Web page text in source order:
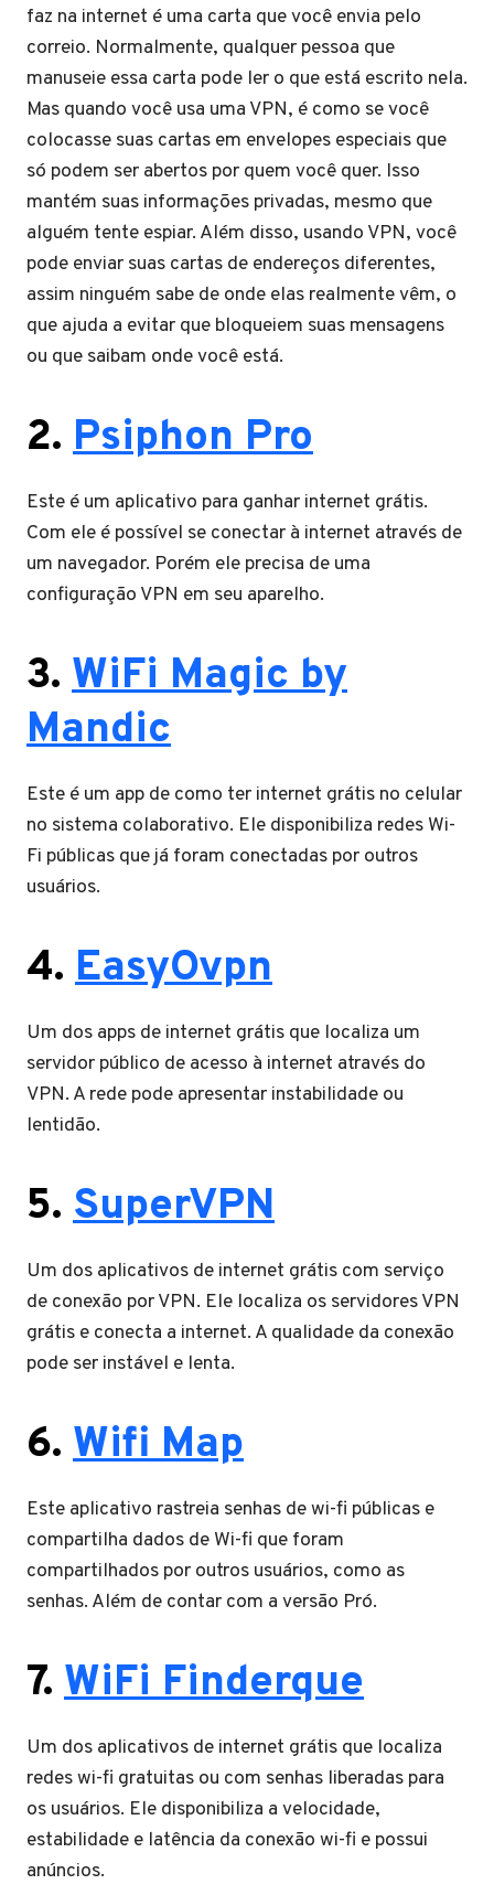
faz na internet é uma carta que você envia pelo
correio. Normalmente, qualquer pessoa que
manuseie essa carta pode ler o que está escrito nela.
Mas quando você usa uma VPN, é como se você
colocasse suas cartas em envelopes especiais que
só podem ser abertos por quem você quer. Isso
mantém suas informações privadas, mesmo que
alguém tente espiar. Além disso, usando VPN, você
pode enviar suas cartas de endereços diferentes,
assim ninguém sabe de onde elas realmente vêm, o
que ajuda a evitar que bloqueiem suas mensagens
ou que saibam onde você está.
2. Psiphon Pro
Este é um aplicativo para ganhar internet grátis.
Com ele é possível se conectar à internet através de
um navegador. Porém ele precisa de uma
configuração VPN em seu aparelho.
3. WiFi Magic by
Mandic
Este é um app de como ter internet grátis no celular
no sistema colaborativo. Ele disponibiliza redes Wi-
Fi públicas que já foram conectadas por outros
usuários.
4. EasyOvpn
Um dos apps de internet grátis que localiza um
servidor público de acesso à internet através do
VPN. A rede pode apresentar instabilidade ou
lentidão.
5. SuperVPN
Um dos aplicativos de internet grátis com serviço
de conexão por VPN. Ele localiza os servidores VPN
grátis e conecta a internet. A qualidade da conexão
pode ser instável e lenta.
6. Wifi Map
Este aplicativo rastreia senhas de wi-fi públicas e
compartilha dados de Wi-fi que foram
compartilhados por outros usuários, como as
senhas. Além de contar com a versão Pró.
7. WiFi Finderque
Um dos aplicativos de internet grátis que localiza
redes wi-fi gratuitas ou com senhas liberadas para
os usuários. Ele disponibiliza a velocidade,
estabilidade e latência da conexão wi-fi e possui
anúncios.